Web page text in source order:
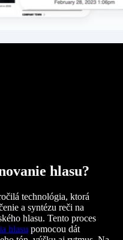
hlasu?
technológia, ktorá
a syntézu reči na
hlasu. Tento proces
hlasu pomocou dát